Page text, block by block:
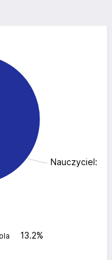
Nauczyciel:
13.2%